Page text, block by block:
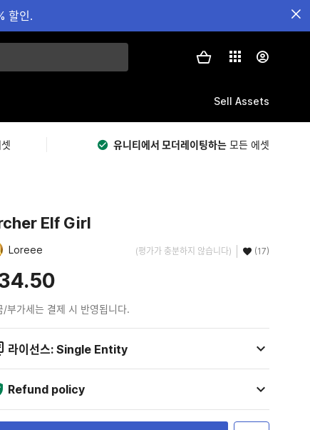
할인.
Sell Assets
유니티에서 모더레이팅하는 모든 에셋
Elf Girl
Loreee (평가가 충분하지 않습니다) (17)
/부가세는 결제 시 반영됩니다.
라이선스: Single Entity
Refund policy